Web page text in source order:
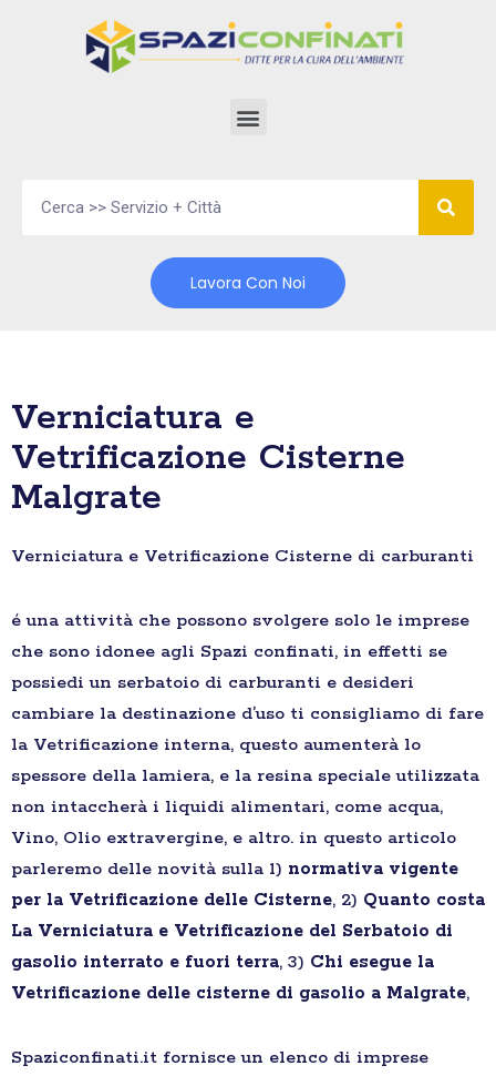
Lavora Con Noi
Verniciatura e
Vetrificazione Cisterne
Malgrate
Verniciatura e Vetrificazione Cisterne di carburanti
é una attività che possono svolgere solo le imprese
che sono idonee agli Spazi confinati, in effetti se
possiedi un serbatoio di carburanti e desideri
cambiare la destinazione d’uso ti consigliamo di fare
la Vetrificazione interna, questo aumenterà lo
spessore della lamiera, e la resina speciale utilizzata
non intaccherà i liquidi alimentari, come acqua,
Vino, Olio extravergine, e altro. in questo articolo
parleremo delle novità sulla 1) normativa vigente
per la Vetrificazione delle Cisterne, 2) Quanto costa
La Verniciatura e Vetrificazione del Serbatoio di
gasolio interrato e fuori terra, 3) Chi esegue la
Vetrificazione delle cisterne di gasolio a Malgrate,
Spaziconfinati.it fornisce un elenco di imprese